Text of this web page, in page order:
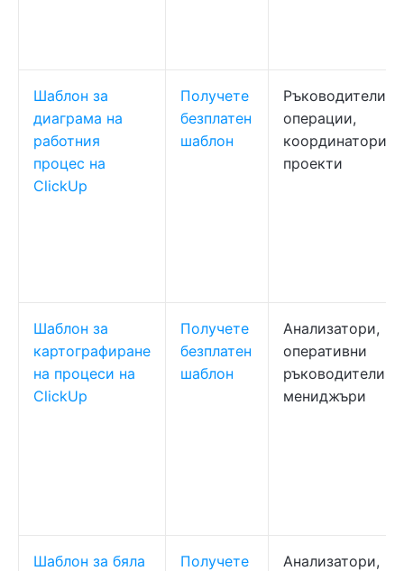
Шаблон за
диаграма на
работния
процес на
ClickUp
Получете
безплатен
шаблон
Ръководители
операции,
координатори
проекти
Шаблон за
картографиране
на процеси на
ClickUp
Получете
безплатен
шаблон
Анализатори,
оперативни
ръководители,
мениджъри
Шаблон за бяла
Получете
Анализатори,